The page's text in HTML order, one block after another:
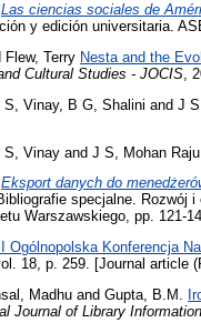
Las ciencias sociales de
y edición universitaria.
Flew, Terry Nesta and the
Cultural Studies - JOCIS,
S, Vinay, B G, Shalini and J
S, Vinay and J S, Mohan Raju
Eksport danych do
specjalne. Rozwój
Warszawskiego, pp. 121-
III Ogólnopolska Konferencja
18, p. 259. [Journal article
Madhu and Gupta, B.M.
Journal of Library